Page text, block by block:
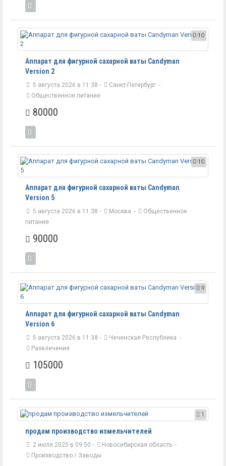
10
Аппарат для фигурной сахарной ваты Candyman
Version 2
5 августа 2026 в 11:38 - Санкт-Петербург -
Общественное питание
80000
10
Аппарат для фигурной сахарной ваты Candyman
Version 5
5 августа 2026 в 11:38 - Москва -
Общественное
питание
90000
9
Аппарат для фигурной сахарной ваты Candyman
Version 6
5 августа 2026 в 11:38 - Чеченская Республика -
Развлечения
105000
1
продам производство измельчителей
2 июля 2025 в 09:50 - Новосибирская область -
Производство / Заводы